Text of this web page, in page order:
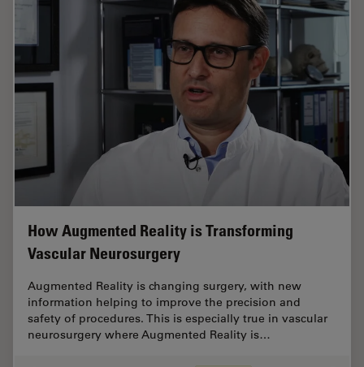
How Augmented Reality is Transforming
Vascular Neurosurgery
Augmented Reality is changing surgery, with new
information helping to improve the precision and
safety of procedures. This is especially true in vascular
neurosurgery where Augmented Reality is…